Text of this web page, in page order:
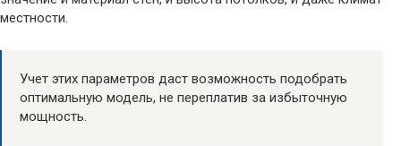
местности.
Учет этих параметров даст возможность подобрать
оптимальную модель, не переплатив за избыточную
мощность.